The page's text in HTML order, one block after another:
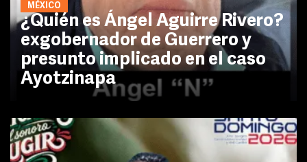
MÉXICO
¿Quién es Ángel Aguirre Rivero?
exgobernador de Guerrero y
presunto implicado en el caso
Ayotzinapa